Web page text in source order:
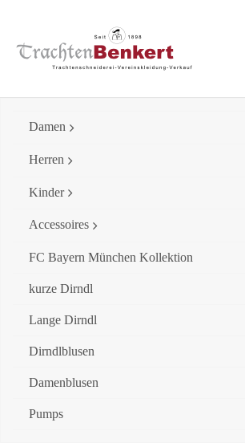
content
Damen
Herren
Kinder
Accessoires
FC Bayern München Kollektion
kurze Dirndl
Lange Dirndl
Dirndlblusen
Damenblusen
Pumps